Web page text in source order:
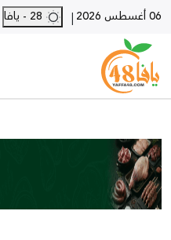
06 أغسطس 2026 |
أخبار محلية
أخبار يافا
SHORTS
أخبار اللد والرملة